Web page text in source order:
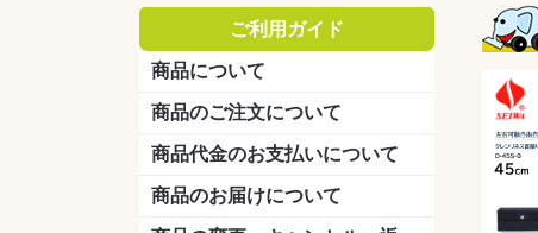
ご利用ガイド
商品について
商品のご注文について
商品代金のお支払いについて
商品のお届けについて